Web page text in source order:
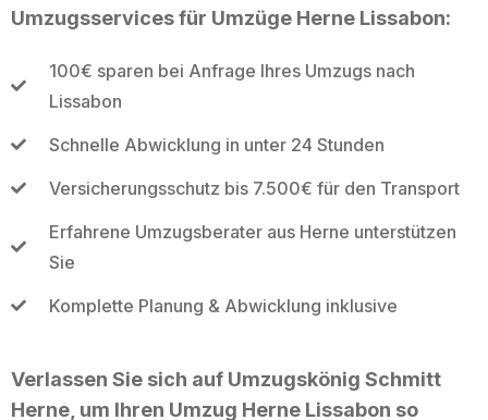
Umzugsservices für Umzüge Herne Lissabon:
100€ sparen bei Anfrage Ihres Umzugs nach
Lissabon
Schnelle Abwicklung in unter 24 Stunden
Versicherungsschutz bis 7.500€ für den Transport
Erfahrene Umzugsberater aus Herne unterstützen
Sie
Komplette Planung & Abwicklung inklusive
Verlassen Sie sich auf Umzugskönig Schmitt
Herne, um Ihren Umzug Herne Lissabon so